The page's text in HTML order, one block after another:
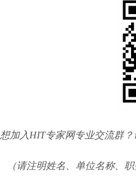
想加入HIT专家网专业交流群
（请注明姓名、单位名称、